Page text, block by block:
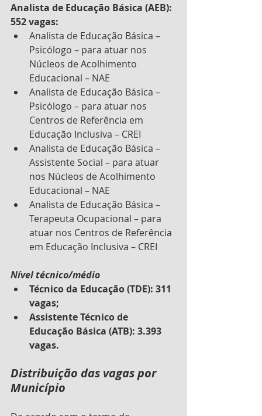
Analista de Educação Básica (AEB):
552 vagas:
Analista de Educação Básica –
Psicólogo – para atuar nos
Núcleos de Acolhimento
Educacional – NAE
Analista de Educação Básica –
Psicólogo – para atuar nos
Centros de Referência em
Educação Inclusiva – CREI
Analista de Educação Básica –
Assistente Social – para atuar
nos Núcleos de Acolhimento
Educacional – NAE
Analista de Educação Básica –
Terapeuta Ocupacional – para
atuar nos Centros de Referência
em Educação Inclusiva – CREI
Nível técnico/médio
Técnico da Educação (TDE): 311
vagas;
Assistente Técnico de
Educação Básica (ATB): 3.393
vagas.
Distribuição das vagas por
Município